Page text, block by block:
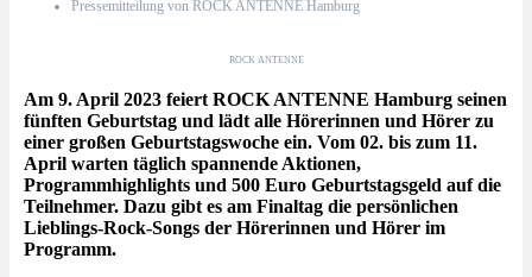
Pressemitteilung von ROCK ANTENNE Hamburg
ROCK ANTENNE
Am 9. April 2023 feiert ROCK ANTENNE Hamburg seinen
fünften Geburtstag und lädt alle Hörerinnen und Hörer zu
einer großen Geburtstagswoche ein. Vom 02. bis zum 11.
April warten täglich spannende Aktionen,
Programmhighlights und 500 Euro Geburtstagsgeld auf die
Teilnehmer. Dazu gibt es am Finaltag die persönlichen
Lieblings-Rock-Songs der Hörerinnen und Hörer im
Programm.